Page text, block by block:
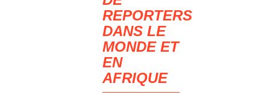
REPORTERS
DANS LE
MONDE ET
EN
AFRIQUE